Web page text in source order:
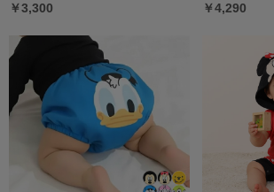
￥3,300 ￥4,290